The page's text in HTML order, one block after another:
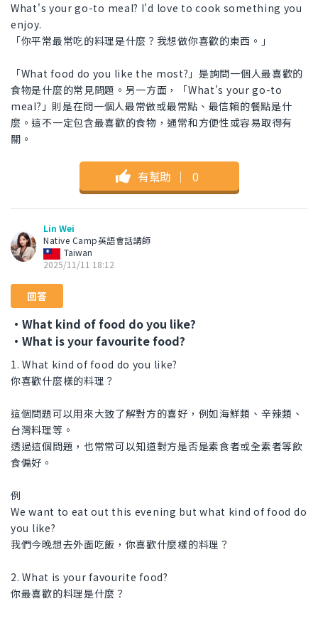
What's your go-to meal? I'd love to cook something you
enjoy.
「你平常最常吃的料理是什麼？我想做你喜歡的東西。」
「What food do you like the most?」是詢問一個人最喜歡的
食物是什麼的常見問題。另一方面，「What's your go-to
meal?」則是在問一個人最常做或最常點、最信賴的餐點是什
麼。這不一定包含最喜歡的食物，通常和方便性或容易取得有
關。
有幫助 ｜ 0
Lin Wei
Native Camp英語會話講師
Taiwan
2025/11/11 18:12
回答
・What kind of food do you like?
・What is your favourite food?
1. What kind of food do you like?
你喜歡什麼樣的料理？
這個問題可以用來大致了解對方的喜好，例如海鮮類、辛辣類、
台灣料理等。
透過這個問題，也常常可以知道對方是否是素食者或全素者等飲
食偏好。
例
We want to eat out this evening but what kind of food do
you like?
我們今晚想去外面吃飯，你喜歡什麼樣的料理？
2. What is your favourite food?
你最喜歡的料理是什麼？